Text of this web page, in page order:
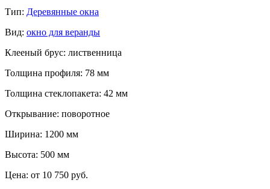
Тип: Деревянные окна
Вид: окно для веранды
Клееный брус: лиственница
Толщина профиля: 78 мм
Толщина стеклопакета: 42 мм
Открывание: поворотное
Ширина: 1200 мм
Высота: 500 мм
Цена: от 10 750 руб.